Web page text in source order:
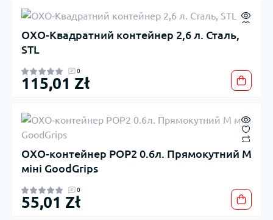
OXO-Квадратний контейнер 2,6 л. Сталь,
STL
0
115,01 Zł
OXO-контейнер POP2 0.6л. Прямокутний M
міні GoodGrips
0
55,01 Zł